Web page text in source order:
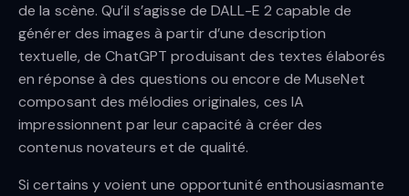
de la scène. Qu’il s’agisse de DALL-E 2 capable de
générer des images à partir d’une description
textuelle, de ChatGPT produisant des textes élaborés
en réponse à des questions ou encore de MuseNet
composant des mélodies originales, ces IA
impressionnent par leur capacité à créer des
contenus novateurs et de qualité.
Si certains y voient une opportunité enthousiasmante